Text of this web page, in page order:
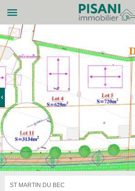
ST MARTIN DU BEC